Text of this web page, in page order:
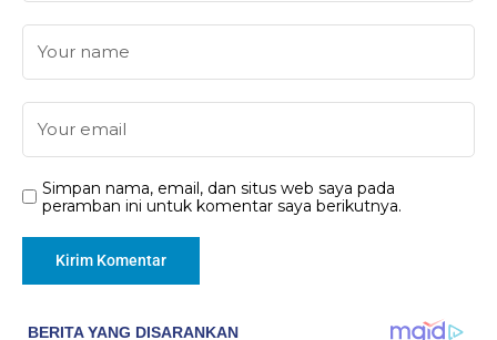
Simpan nama, email, dan situs web saya pada
peramban ini untuk komentar saya berikutnya.